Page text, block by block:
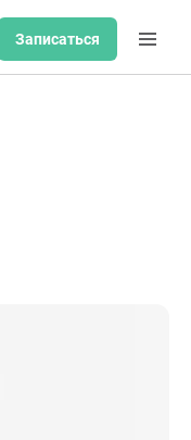
Записаться